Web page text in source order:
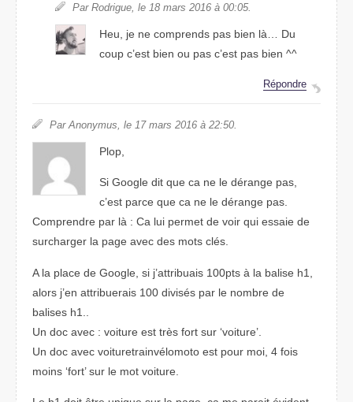
Par Rodrigue, le 18 mars 2016 à 00:05.
Heu, je ne comprends pas bien là… Du
coup c’est bien ou pas c’est pas bien ^^
Répondre
Par Anonymus, le 17 mars 2016 à 22:50.
Plop,
Si Google dit que ca ne le dérange pas,
c’est parce que ca ne le dérange pas.
Comprendre par là : Ca lui permet de voir qui essaie de
surcharger la page avec des mots clés.
A la place de Google, si j’attribuais 100pts à la balise h1,
alors j’en attribuerais 100 divisés par le nombre de
balises h1..
Un doc avec : voiture est très fort sur ‘voiture’.
Un doc avec voituretrainvélomoto est pour moi, 4 fois
moins ‘fort’ sur le mot voiture.